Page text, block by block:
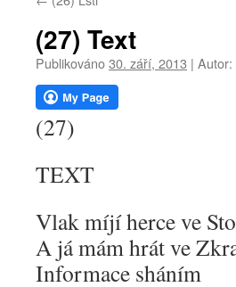
webu
(27) Text
Publikováno30. září, 2013 | Autor:
(27)
TEXT
Vlak míjí herce ve
A já mám hrát ve
Informace sháním